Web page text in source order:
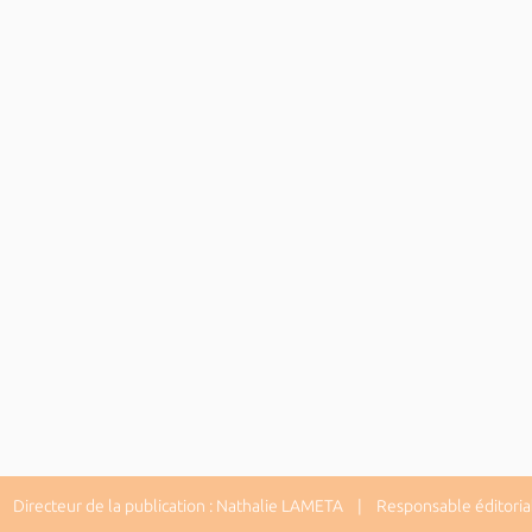
de la publication : Nathalie LAMETA | Responsable éditorial